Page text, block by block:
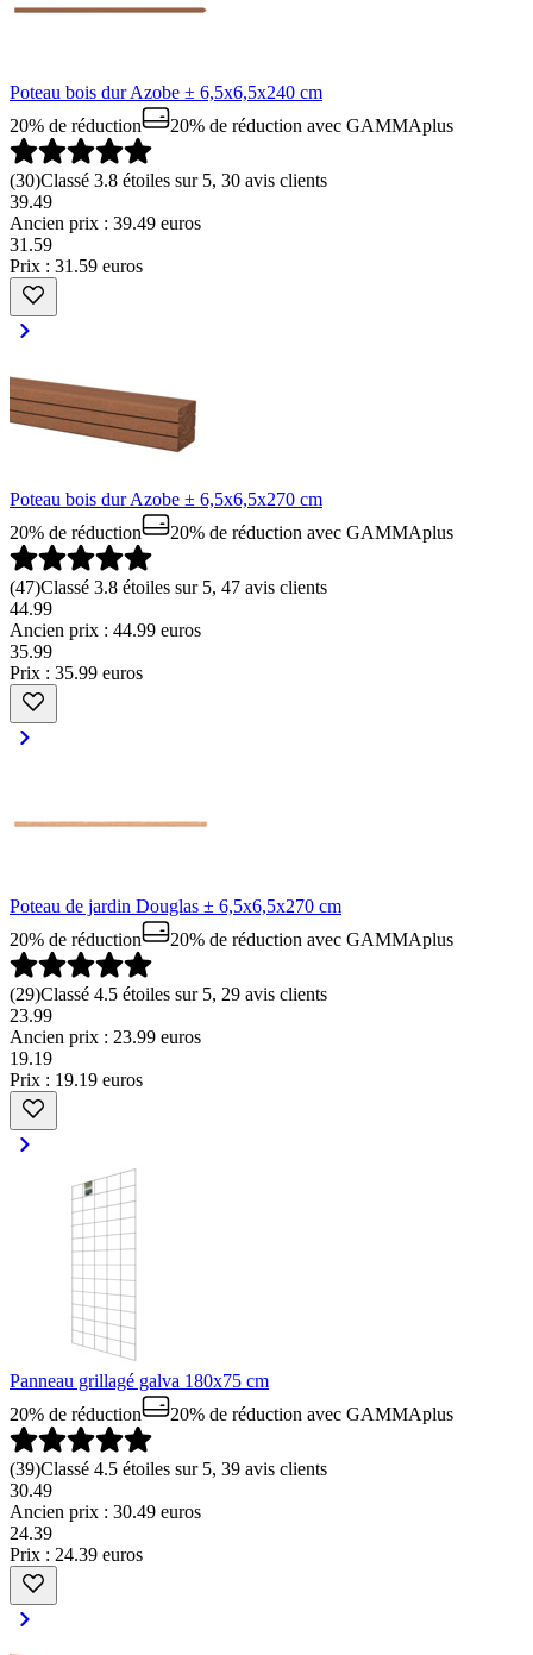
Poteau bois dur Azobe ± 6,5x6,5x240 cm
20% de réduction
20% de réduction avec GAMMAplus
(30)Classé 3.8 étoiles sur 5, 30 avis clients
39.49
Ancien prix : 39.49 euros
31.59
Prix : 31.59 euros
Poteau bois dur Azobe ± 6,5x6,5x270 cm
20% de réduction
20% de réduction avec GAMMAplus
(47)Classé 3.8 étoiles sur 5, 47 avis clients
44.99
Ancien prix : 44.99 euros
35.99
Prix : 35.99 euros
Poteau de jardin Douglas ± 6,5x6,5x270 cm
20% de réduction
20% de réduction avec GAMMAplus
(29)Classé 4.5 étoiles sur 5, 29 avis clients
23.99
Ancien prix : 23.99 euros
19.19
Prix : 19.19 euros
Panneau grillagé galva 180x75 cm
20% de réduction
20% de réduction avec GAMMAplus
(39)Classé 4.5 étoiles sur 5, 39 avis clients
30.49
Ancien prix : 30.49 euros
24.39
Prix : 24.39 euros